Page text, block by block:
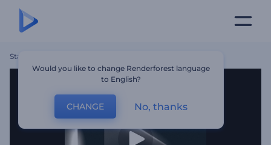
Startseite
Would you like to change Renderforest language
to English?
CHANGE No, thanks